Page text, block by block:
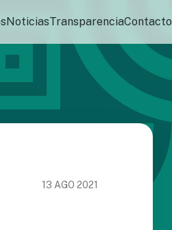
NoticiasTransparenciaContacto
13 AGO 2021